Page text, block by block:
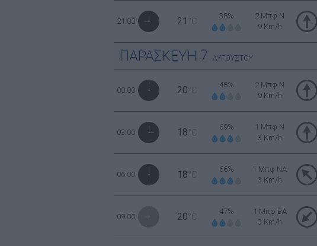
21:00 21 °C
38%
2 Μπφ N
9 Km/h
ΠΑΡΑΣΚΕΥΗ 7 ΑΥΓΟΥΣΤΟΥ
00:00 20 °C
48%
2 Μπφ N
9 Km/h
03:00 18 °C
69%
1 Μπφ N
3 Km/h
06:00 18 °C
66%
1 Μπφ NA
3 Km/h
09:00 20 °C
47%
1 Μπφ BA
3 Km/h